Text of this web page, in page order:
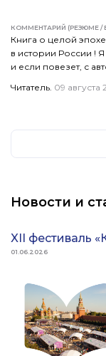
КОММЕНТАРИЙ (РЕЗЮМЕ /
Книга о целой
в истории России ! Я
и если повезет, с
Читатель. 09 августа
Новости и
XII фестиваль
01.06.2026